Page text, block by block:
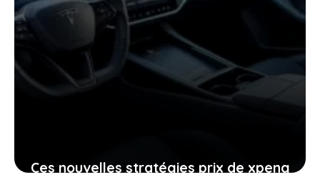
Ces nouvelles stratégies prix de xpeng